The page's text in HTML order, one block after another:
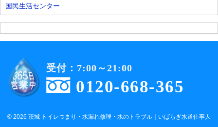
国民生活センター
0120-668-365
受付：7:00～21:00
© 2026 茨城 トイレつまり・水漏れ修理・水のトラブル｜いばらぎ水道仕事人